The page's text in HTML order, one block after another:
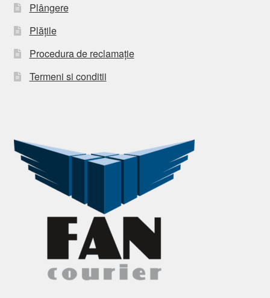
Plângere
Plățile
Procedura de reclamație
Termeni si conditii